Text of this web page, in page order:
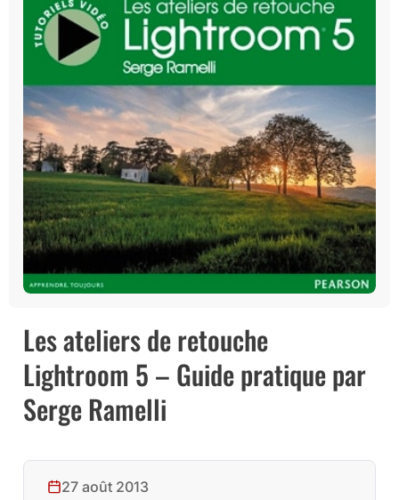
Les ateliers de retouche
Lightroom 5 – Guide pratique par
Serge Ramelli
27 août 2013